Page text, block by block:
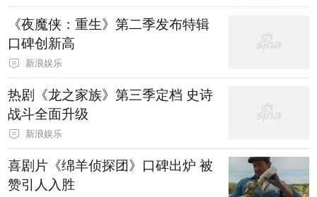
《夜魔侠：重生》第二季发布特辑
口碑创新高
新浪娱乐
热剧《龙之家族》第三季定档 史诗
战斗全面升级
新浪娱乐
喜剧片《绵羊侦探团》口碑出炉 被
赞引人入胜